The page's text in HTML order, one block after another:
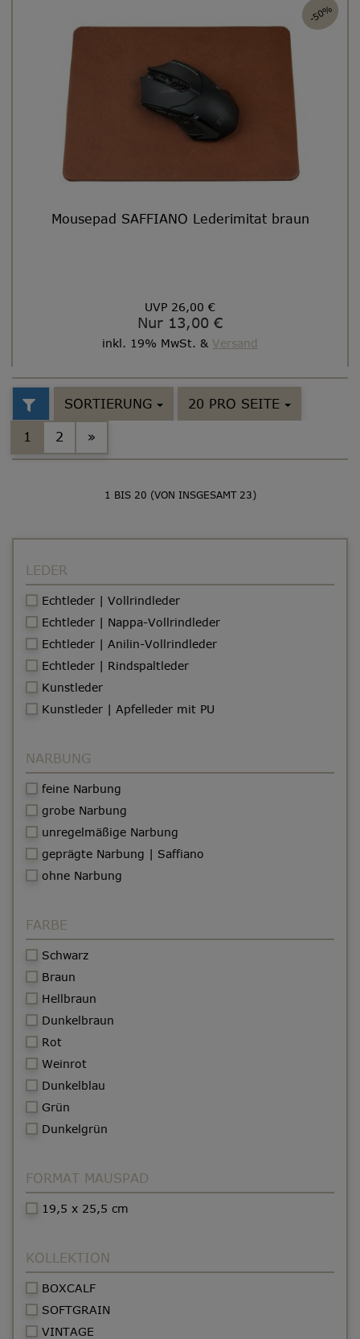
-50%
Mousepad SAFFIANO Lederimitat braun
UVP 26,00 €
Nur 13,00 €
inkl. 19% MwSt. & Versand
SORTIERUNG 20 PRO SEITE
1 2 »
1 BIS 20 (VON INSGESAMT 23)
LEDER
Echtleder | Vollrindleder
Echtleder | Nappa-Vollrindleder
Echtleder | Anilin-Vollrindleder
Echtleder | Rindspaltleder
Kunstleder
Kunstleder | Apfelleder mit PU
NARBUNG
feine Narbung
grobe Narbung
unregelmäßige Narbung
geprägte Narbung | Saffiano
ohne Narbung
FARBE
Schwarz
Braun
Hellbraun
Dunkelbraun
Rot
Weinrot
Dunkelblau
Grün
Dunkelgrün
FORMAT MAUSPAD
19,5 x 25,5 cm
KOLLEKTION
BOXCALF
SOFTGRAIN
VINTAGE